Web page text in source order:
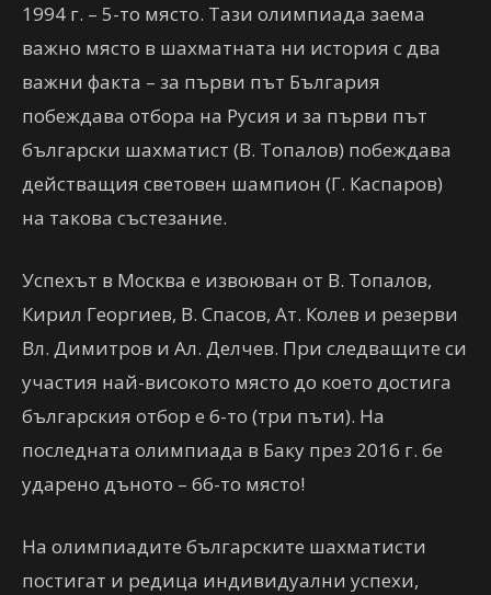
1994 г. – 5-то място. Тази олимпиада заема
важно място в шахматната ни история с два
важни факта – за първи път България
побеждава отбора на Русия и за първи път
български шахматист (В. Топалов) побеждава
действащия световен шампион (Г. Каспаров)
на такова състезание.
Успехът в Москва е извоюван от В. Топалов,
Кирил Георгиев, В. Спасов, Ат. Колев и резерви
Вл. Димитров и Ал. Делчев. При следващите си
участия най-високото място до което достига
българския отбор е 6-то (три пъти). На
последната олимпиада в Баку през 2016 г. бе
ударено дъното – 66-то място!
На олимпиадите българските шахматисти
постигат и редица индивидуални успехи,